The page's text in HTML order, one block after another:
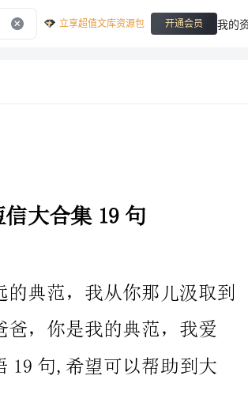
立享超值文库资源包 开通会员 我的
你的坚忍不拔和铮铮硬骨是我永远的典范，我从你那儿汲取到
你！以下是搜索的父亲节快乐的祝福语19句,希望可以帮助到大